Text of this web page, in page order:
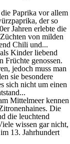
Paprika vor allem
der so
Jahren erlebte die
von milden
Chili und...
Kinder liebend
Früchte genossen.
jedoch muss man
sie besondere
sich nicht um einen
Mittelmeer kennen
Die
die leuchtend
wissen gar nicht,
13. Jahrhundert